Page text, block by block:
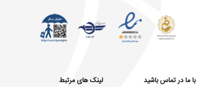
با ما در تماس باشید
لینک های مرتبط